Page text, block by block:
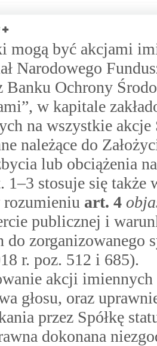
mogą być akcjami
Narodowego
Banku Ochrony
w kapitale
na wszystkie
należące do
lub obciążenia
1–3 stosuje się także
art. 4
publicznej i
do zorganizowanego
r. poz. 512 i 685).
akcji imiennych
głosu, oraz
przez Spółkę
dokonana